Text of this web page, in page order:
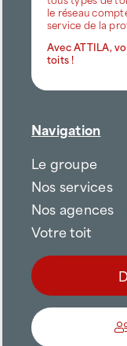
le réseau
service de la
Avec ATTILA,
toits !
Navigation
Le groupe
Nos services
Nos agences
Votre toit